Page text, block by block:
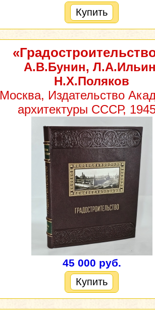
Купить
А.В.Бунин,
Н.Х.Поляков
Москва, Издательство
архитектуры СССР,
45 000 руб.
Купить